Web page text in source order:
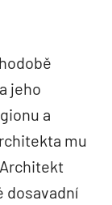
jeho
a
mu
dosavadní